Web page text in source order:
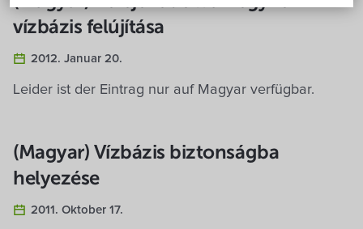
vízbázis felújítása
2012. Januar 20.
Leider ist der Eintrag nur auf Magyar verfügbar.
(Magyar) Vízbázis biztonságba
helyezése
2011. Oktober 17.